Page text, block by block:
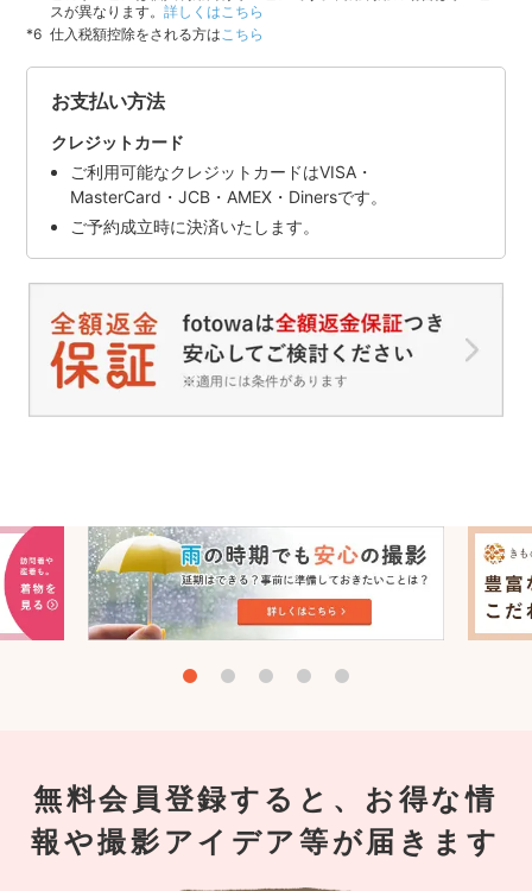
スが異なります。詳しくはこちら
仕入税額控除をされる方は こちら
お支払い方法
クレジットカード
ご利用可能なクレジットカードはVISA・
MasterCard・JCB・AMEX・Dinersです。
ご予約成立時に決済いたします。
無料会員登録すると、お得な情
報や撮影アイデア等が届きます